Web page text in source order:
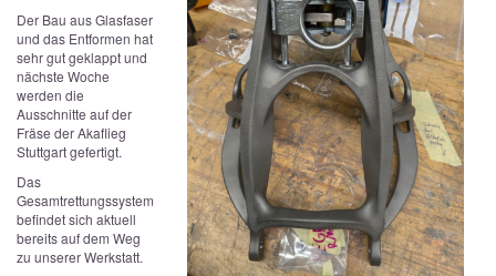
Der Bau aus Glasfaser
und das Entformen hat
sehr gut geklappt und
nächste Woche
werden die
Ausschnitte auf der
Fräse der Akaflieg
Stuttgart gefertigt.
Das
Gesamtrettungssystem
befindet sich aktuell
bereits auf dem Weg
zu unserer Werkstatt.